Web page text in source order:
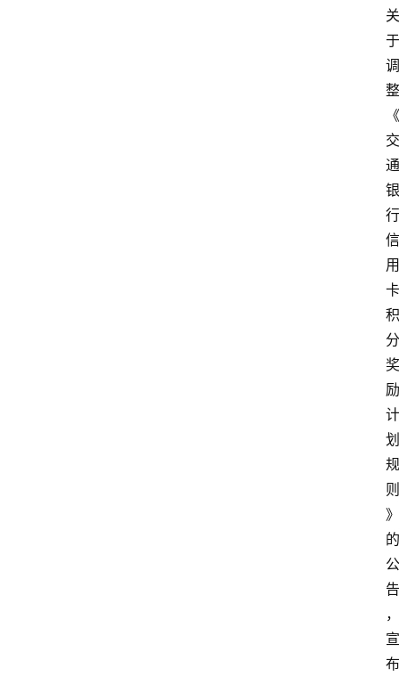
关
于
调
整
《
交
通
银
行
信
用
卡
积
分
奖
励
计
划
规
则
》
的
公
告
，
宣
布